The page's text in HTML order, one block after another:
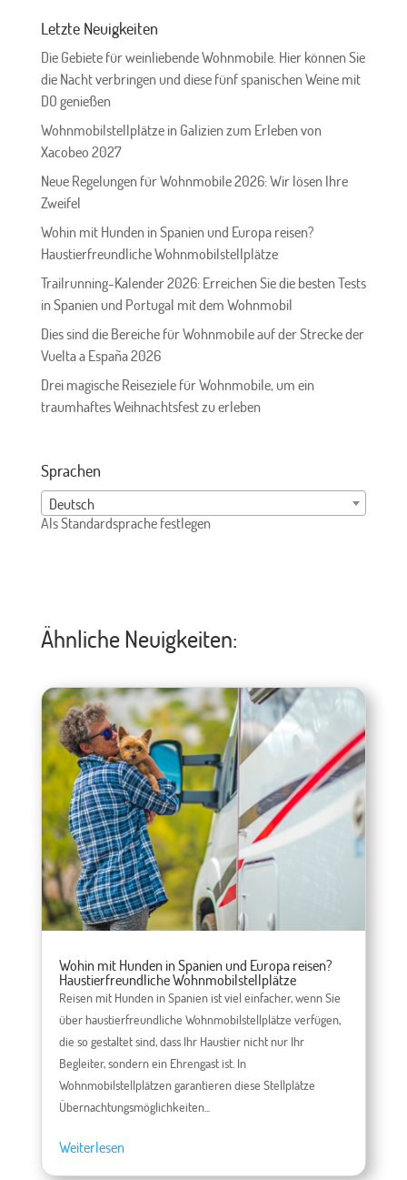
Letzte Neuigkeiten
Die Gebiete für weinliebende Wohnmobile. Hier können Sie
die Nacht verbringen und diese fünf spanischen Weine mit
DO genießen
Wohnmobilstellplätze in Galizien zum Erleben von
Xacobeo 2027
Neue Regelungen für Wohnmobile 2026: Wir lösen Ihre
Zweifel
Wohin mit Hunden in Spanien und Europa reisen?
Haustierfreundliche Wohnmobilstellplätze
Trailrunning-Kalender 2026: Erreichen Sie die besten Tests
in Spanien und Portugal mit dem Wohnmobil
Dies sind die Bereiche für Wohnmobile auf der Strecke der
Vuelta a España 2026
Drei magische Reiseziele für Wohnmobile, um ein
traumhaftes Weihnachtsfest zu erleben
Sprachen
Deutsch
Als Standardsprache festlegen
Ähnliche Neuigkeiten:
Wohin mit Hunden in Spanien und Europa reisen?
Haustierfreundliche Wohnmobilstellplätze
Reisen mit Hunden in Spanien ist viel einfacher, wenn Sie
über haustierfreundliche Wohnmobilstellplätze verfügen,
die so gestaltet sind, dass Ihr Haustier nicht nur Ihr
Begleiter, sondern ein Ehrengast ist. In
Wohnmobilstellplätzen garantieren diese Stellplätze
Übernachtungsmöglichkeiten...
Weiterlesen